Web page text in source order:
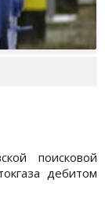
поисковой
дебитом